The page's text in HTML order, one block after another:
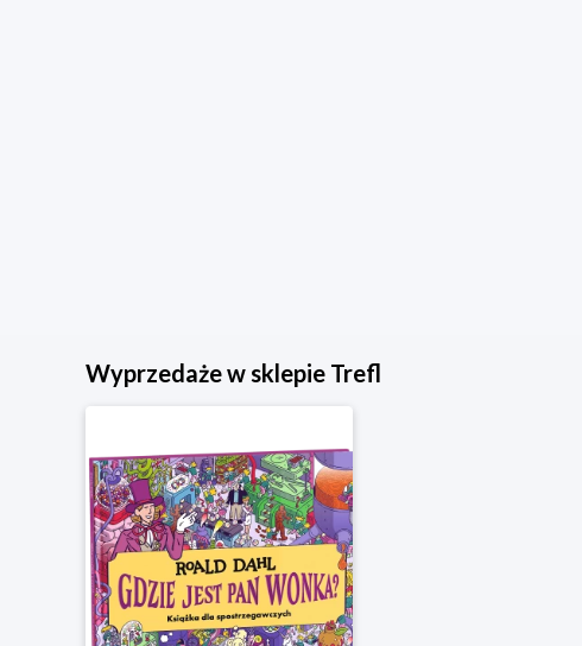
Wyprzedaże w sklepie Trefl